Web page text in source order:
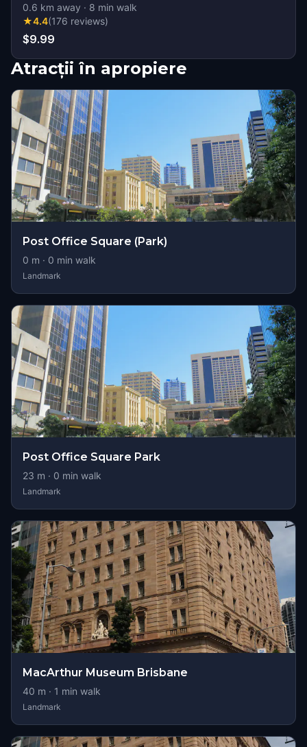
0.6 km away · 8 min walk
★4.4(176 reviews)
$9.99
Atracții în apropiere
Post Office Square (Park)
0 m · 0 min walk
Landmark
Post Office Square Park
23 m · 0 min walk
Landmark
MacArthur Museum Brisbane
40 m · 1 min walk
Landmark